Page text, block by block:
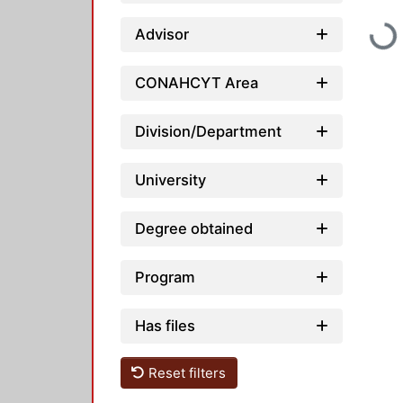
Advisor
CONAHCYT Area
Division/Department
University
Degree obtained
Program
Has files
Reset filters
Loading...